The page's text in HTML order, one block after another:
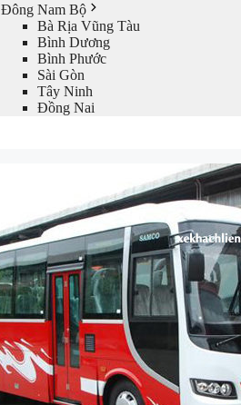
Đông Nam Bộ
Bà Rịa Vũng Tàu
Bình Dương
Bình Phước
Sài Gòn
Tây Ninh
Đồng Nai